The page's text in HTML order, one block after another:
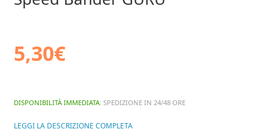
5,30€
DISPONIBILITÀ IMMEDIATA: SPEDIZIONE IN 24/48 ORE
LEGGI LA DESCRIZIONE COMPLETA